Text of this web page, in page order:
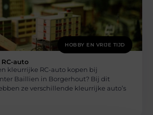
HOBBY EN VRIJE TIJD
auto
kleurrijke RC-auto kopen bij
Baillien in Borgerhout? Bij dit
ze verschillende kleurrijke auto’s